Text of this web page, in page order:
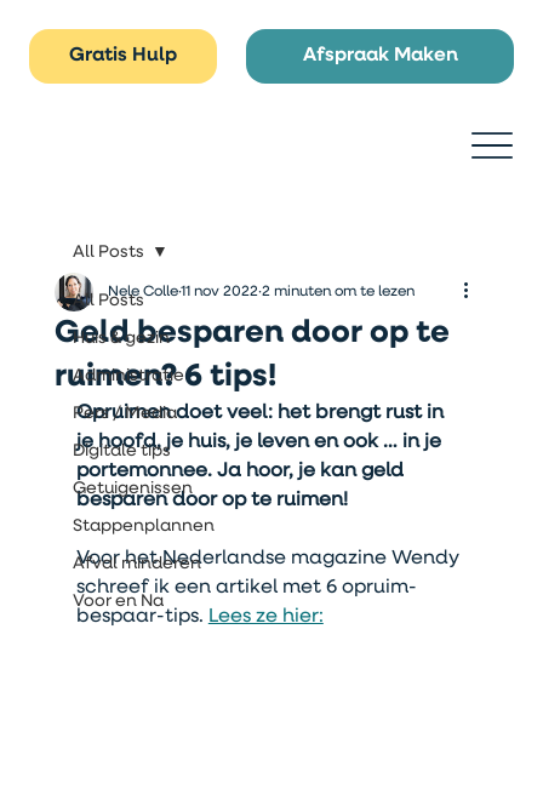
Gratis Hulp Afspraak Maken
All Posts
Huis & gezin
Administratie
Pers / Media
Digitale tips
Getuigenissen
Stappenplannen
Afval minderen
Voor en Na
All Posts
Geld besparen door op te
ruimen? 6 tips!
Nele Colle11 nov 2022 2 minuten om te lezen
Opruimen doet veel: het brengt rust in
je hoofd, je huis, je leven en ook … in je
portemonnee. Ja hoor, je kan geld
besparen door op te ruimen!
Voor het Nederlandse magazine Wendy
schreef ik een artikel met 6 opruim-
bespaar-tips. Lees ze hier: